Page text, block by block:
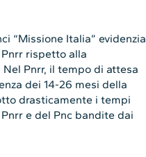
“Missione Italia” evidenzia
rispetto alla
Pnrr, il tempo di attesa
dei 14-26 mesi della
drasticamente i tempi
e del Pnc bandite dai